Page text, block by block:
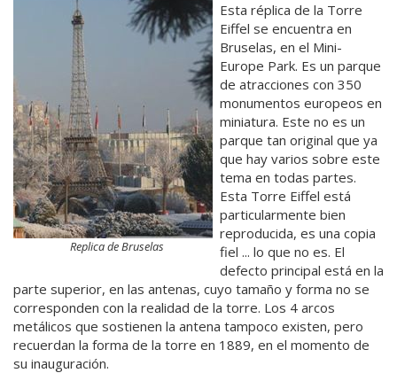
Replica de Bruselas
Esta réplica de la Torre
Eiffel se encuentra en
Bruselas, en el Mini-
Europe Park. Es un parque
de atracciones con 350
monumentos europeos en
miniatura. Este no es un
parque tan original que ya
que hay varios sobre este
tema en todas partes.
Esta Torre Eiffel está
particularmente bien
reproducida, es una copia
fiel ... lo que no es. El
defecto principal está en la
parte superior, en las antenas, cuyo tamaño y forma no se
corresponden con la realidad de la torre. Los 4 arcos
metálicos que sostienen la antena tampoco existen, pero
recuerdan la forma de la torre en 1889, en el momento de
su inauguración.